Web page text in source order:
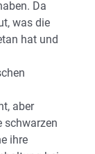
Da
was die
hat und
aber
schwarzen
ihre